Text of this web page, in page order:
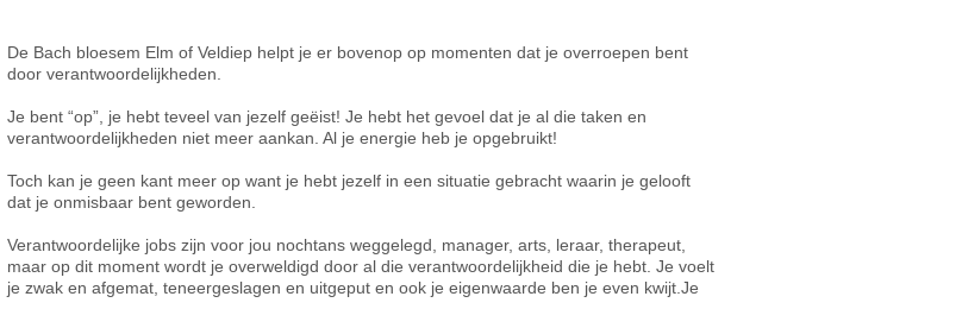
De Bach bloesem Elm of Veldiep helpt je er bovenop op momenten dat je overroepen bent
door verantwoordelijkheden.
Je bent “op”, je hebt teveel van jezelf geëist! Je hebt het gevoel dat je al die taken en
verantwoordelijkheden niet meer aankan. Al je energie heb je opgebruikt!
Toch kan je geen kant meer op want je hebt jezelf in een situatie gebracht waarin je gelooft
dat je onmisbaar bent geworden.
Verantwoordelijke jobs zijn voor jou nochtans weggelegd, manager, arts, leraar, therapeut,
maar op dit moment wordt je overweldigd door al die verantwoordelijkheid die je hebt. Je voelt
je zwak en afgemat, teneergeslagen en uitgeput en ook je eigenwaarde ben je even kwijt.Je